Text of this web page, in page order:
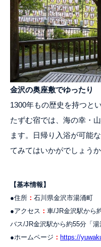
金沢の奥座敷でゆったり
1300年もの歴史を持つと
たずむ宿では、海の幸・
ます。日帰り入浴が可能
てみてはいかがでしょうか
【基本情報】
●住所 ： 石川県金沢市湯涌町
●アクセス ： 車/JR金沢駅から
バス/JR金沢駅から約55分「
●ホームページ ： https://